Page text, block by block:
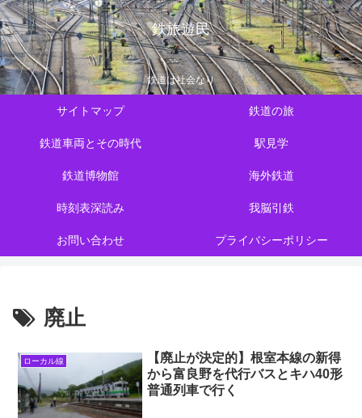
鉄旅遊民
鉄道は社会なり
サイトマップ 鉄道の旅
鉄道車両とその時代 駅見学
鉄道博物館 海外鉄道
時刻表深読み 我脳引鉄
お問い合わせ プライバシーポリシー
廃止
ローカル線
【廃止が決定的】根室本線の新得
から富良野を代行バスとキハ40形
普通列車で行く